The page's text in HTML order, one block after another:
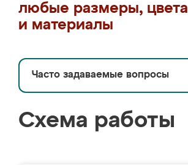
любые размеры, цвета
и материалы
Часто задаваемые вопросы
Схема работы